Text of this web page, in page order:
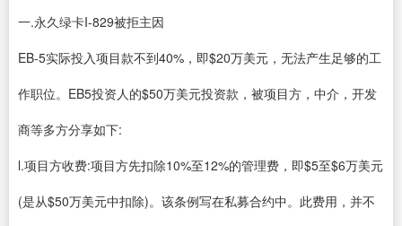
一.永久绿卡I-829被拒主因
EB-5实际投入项目款不到40%，即$20万美元，无法产生足够的工
作职位。EB5投资人的$50万美元投资款，被项目方，中介，开发
商等多方分享如下:
l.项目方收费:项目方先扣除10%至12%的管理费，即$5至$6万美元
(是从$50万美元中扣除)。该条例写在私募合约中。此费用，并不